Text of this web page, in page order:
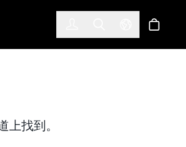
Select 商店
找到。